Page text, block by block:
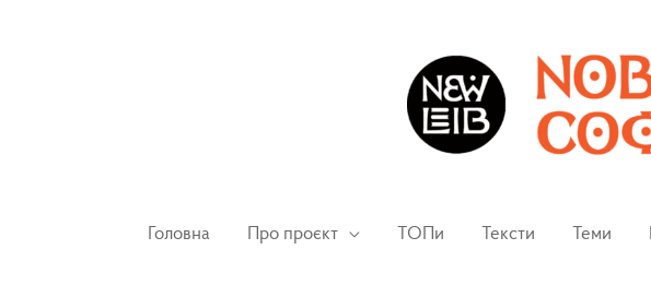
Головна Про проєкт ТОПи Тексти Теми